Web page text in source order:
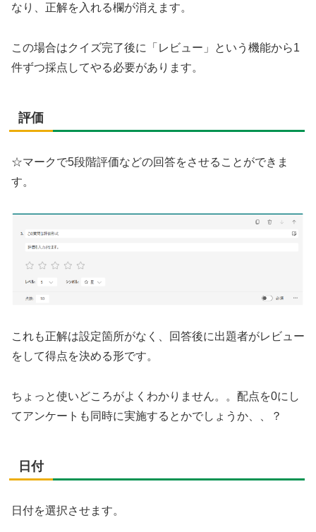
なり、正解を入れる欄が消えます。
この場合はクイズ完了後に「レビュー」という機能から1
件ずつ採点してやる必要があります。
評価
☆マークで5段階評価などの回答をさせることができま
す。
これも正解は設定箇所がなく、回答後に出題者がレビュー
をして得点を決める形です。
ちょっと使いどころがよくわかりません。。配点を0にし
てアンケートも同時に実施するとかでしょうか、、？
日付
日付を選択させます。